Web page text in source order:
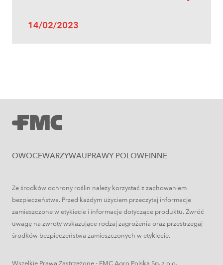
Zboża jare – najważniejsze informacje
14/02/2023
OWOCEWARZYWAUPRAWY POLOWEINNE
Ze środków ochrony roślin należy korzystać z zachowaniem
bezpieczeństwa. Przed każdym użyciem przeczytaj informacje
zamieszczone w etykiecie i informacje dotyczące produktu. Zwróć
uwagę na zwroty wskazujące rodzaj zagrożenia oraz przestrzegaj
środków bezpieczeństwa zamieszczonych w etykiecie.